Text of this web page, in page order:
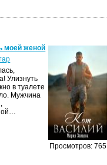
моей женой
Улизнуть
в туалете
Мужчина
Просмотров: 765